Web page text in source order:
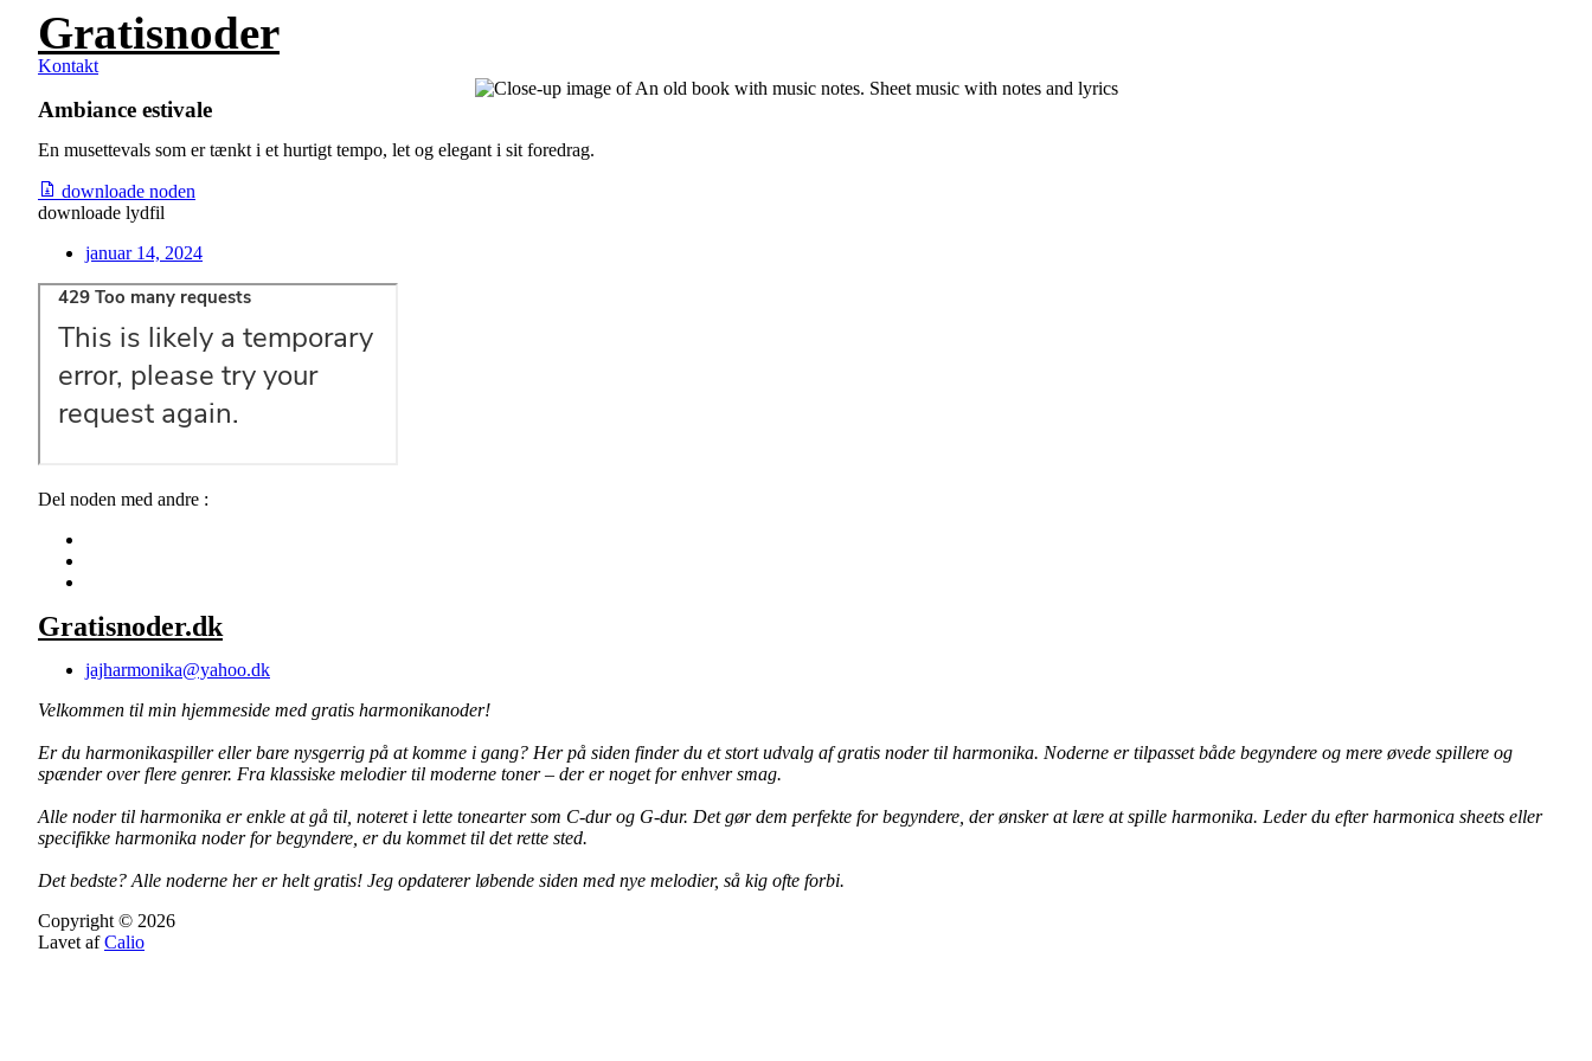
Videre
indhold
Gratisnoder
Kontakt
Ambiance estivale
En musettevals som er tænkt i et hurtigt tempo, let og elegant i sit foredrag.
downloade noden
downloade lydfil
januar 14, 2024
Del noden med andre :
Gratisnoder.dk
jajharmonika@yahoo.dk
Velkommen til min hjemmeside med gratis harmonikanoder!
Er du harmonikaspiller eller bare nysgerrig på at komme i gang? Her på siden finder du et stort udvalg af gratis noder til harmonika. Noderne er tilpasset både begyndere og mere øvede spillere og
spænder over flere genrer. Fra klassiske melodier til moderne toner – der er noget for enhver smag.
Alle noder til harmonika er enkle at gå til, noteret i lette tonearter som C-dur og G-dur. Det gør dem perfekte for begyndere, der ønsker at lære at spille harmonika. Leder du efter harmonica sheets eller
specifikke harmonika noder for begyndere, er du kommet til det rette sted.
Det bedste? Alle noderne her er helt gratis! Jeg opdaterer løbende siden med nye melodier, så kig ofte forbi.
Copyright © 2026
Lavet afCalio